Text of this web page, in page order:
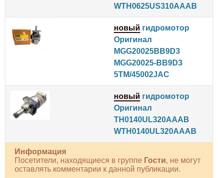
WTH0625US310AAAB
новый гидромотор
Оригинал
MGG20025BB9D3
MGG20025-BB9D3
5TM/45002JAC
новый гидромотор
Оригинал
TH0140UL320AAAB
WTH0140UL320AAAB
Информация
Посетители, находящиеся в группе Гости, не могут
оставлять комментарии к данной публикации.